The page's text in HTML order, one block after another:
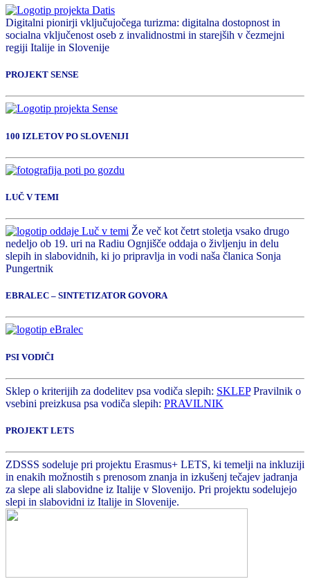
Digitalni pionirji vključujočega turizma: digitalna dostopnost in
socialna vključenost oseb z invalidnostmi in starejših v čezmejni
regiji Italije in Slovenije
PROJEKT SENSE
100 IZLETOV PO SLOVENIJI
LUČ V TEMI
Že več kot četrt stoletja vsako drugo
nedeljo ob 19. uri na Radiu Ognjišče oddaja o življenju in delu
slepih in slabovidnih, ki jo pripravlja in vodi naša članica Sonja
Pungertnik
EBRALEC – SINTETIZATOR GOVORA
PSI VODIČI
Sklep o kriterijih za dodelitev psa vodiča slepih: SKLEPPravilnik o
vsebini preizkusa psa vodiča slepih: PRAVILNIK
PROJEKT LETS
ZDSSS sodeluje pri projektu Erasmus+ LETS, ki temelji na inkluziji
in enakih možnostih s prenosom znanja in izkušenj tečajev jadranja
za slepe ali slabovidne iz Italije v Slovenijo. Pri projektu sodelujejo
slepi in slabovidni iz Italije in Slovenije.